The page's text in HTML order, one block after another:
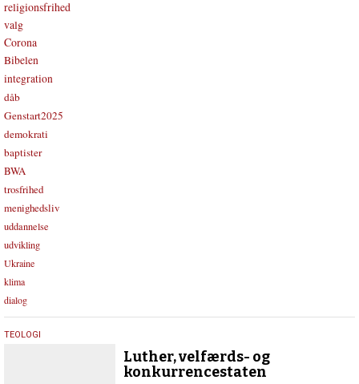
religionsfrihed
valg
Corona
Bibelen
integration
dåb
Genstart2025
demokrati
baptister
BWA
trosfrihed
menighedsliv
uddannelse
udvikling
Ukraine
klima
dialog
1.
TEOLOGI
Luther, velfærds- og
konkurrencestaten